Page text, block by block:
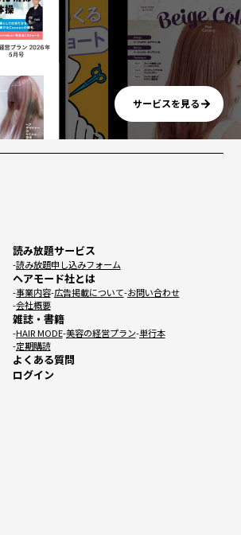
サービスを見る
読み放題サービス
読み放題申し込みフォーム
ヘアモード社とは
事業内容 広告掲載について お問い合わせ
会社概要
雑誌・書籍
HAIR MODE 美容の経営プラン 単行本
定期購読
よくある質問
ログイン